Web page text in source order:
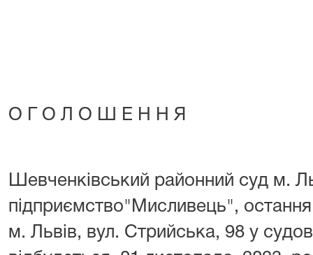
О Г О Л О Ш Е Н Н Я
Шевченківський районний суд м.
підприємство"Мисливець",
м. Львів, вул. Стрийська, 98 у